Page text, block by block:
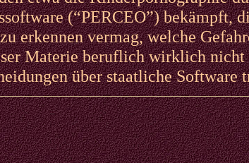
(“PERCEO”) bekämpft,
erkennen vermag, welche
Materie beruflich wirklich nicht
über staatliche Software